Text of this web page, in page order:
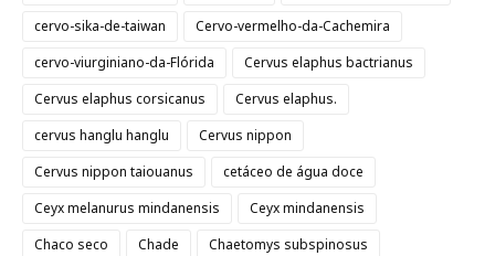
cervo-sika-de-taiwan
Cervo-vermelho-da-Cachemira
cervo-viurginiano-da-Flórida
Cervus elaphus bactrianus
Cervus elaphus corsicanus
Cervus elaphus.
cervus hanglu hanglu
Cervus nippon
Cervus nippon taiouanus
cetáceo de água doce
Ceyx melanurus mindanensis
Ceyx mindanensis
Chaco seco
Chade
Chaetomys subspinosus